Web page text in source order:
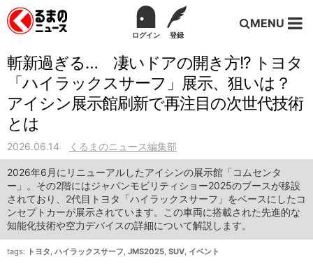
ログイン 登録
MENU
斬新過ぎる… 凄いドアの開き方!? トヨタ
「ハイラックスサーフ」展示、狙いは？
アイシン展示館刷新で再注目の次世代技術
とは
2026.06.14 くるまのニュース編集部
2026年6月にリニューアルしたアイシンの展示館「コムセンタ
ー」。その2階にはジャパンモビリティショー2025のブースが移設
されており、2代目トヨタ「ハイラックスサーフ」をベースにしたコ
ンセプトカーが展示されています。この車両に搭載された先進的な
知能化技術や空力デバイスの詳細について解説します。
tags: トヨタ, ハイラックスサーフ, JMS2025, SUV, イベント